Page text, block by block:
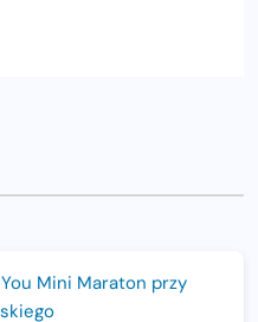
Mini Maraton przy